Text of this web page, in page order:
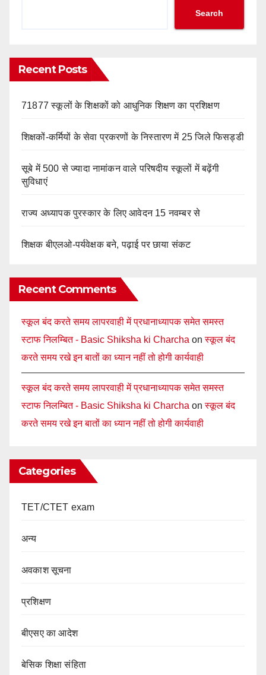
Search
Recent Posts
71877 स्कूलों के शिक्षकों को आधुनिक शिक्षण का प्रशिक्षण
शिक्षकों-कर्मियों के सेवा प्रकरणों के निस्तारण में 25 जिले फिसड्डी
सूबे में 500 से ज्यादा नामांकन वाले परिषदीय स्कूलों में बढ़ेंगी
सुविधाएं
राज्य अध्यापक पुरस्कार के लिए आवेदन 15 नवम्बर से
शिक्षक बीएलओ-पर्यवेक्षक बने, पढ़ाई पर छाया संकट
Recent Comments
स्कूल बंद करते समय लापरवाही में प्रधानाध्यापक समेत समस्त
स्टाफ निलम्बित - Basic Shiksha ki Charcha onस्कूल बंद
करते समय रखे इन बातों का ध्यान नहीं तो होगी कार्यवाही
स्कूल बंद करते समय लापरवाही में प्रधानाध्यापक समेत समस्त
स्टाफ निलम्बित - Basic Shiksha ki Charcha onस्कूल बंद
करते समय रखे इन बातों का ध्यान नहीं तो होगी कार्यवाही
Categories
TET/CTET exam
अन्य
अवकाश सूचना
प्रशिक्षण
बीएसए का आदेश
बेसिक शिक्षा संहिता